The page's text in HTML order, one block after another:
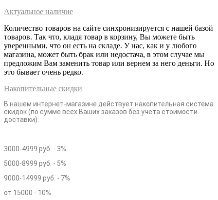
Актуальное наличие
Количество товаров на сайте синхронизируется с нашей базой
товаров. Так что, кладя товар в корзину, Вы можете быть
уверенными, что он есть на складе. У нас, как и у любого
магазина, может быть брак или недостача, в этом случае мы
предложим Вам заменить товар или вернем за него деньги. Но
это бывает очень редко.
Накопительные скидки
В нашем интернет-магазине действует накопительная система
скидок (по сумме всех Ваших заказов без учета стоимости
доставки):
3000-4999 руб. - 3%
5000-8999 руб. - 5%
9000-14999 руб. - 7%
от 15000 - 10%